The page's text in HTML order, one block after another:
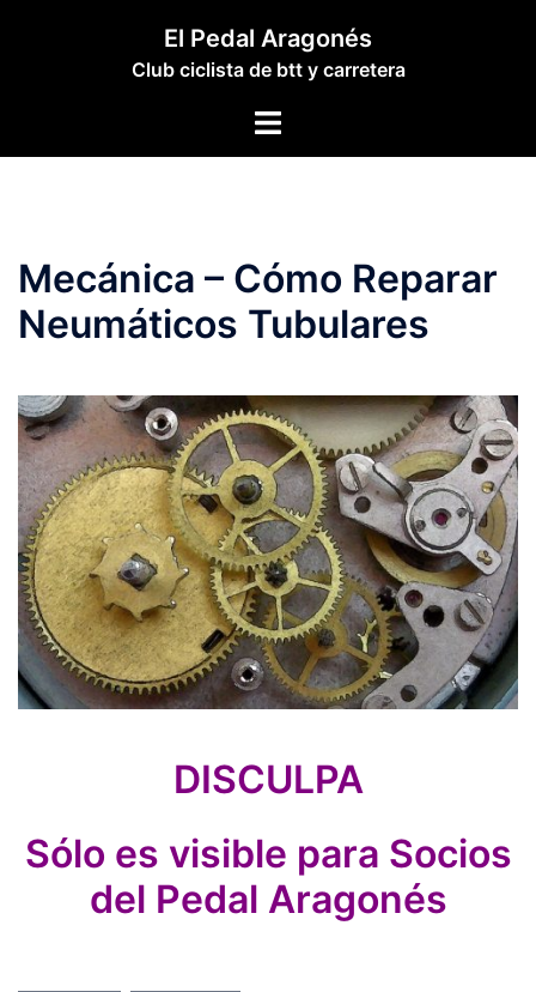
El Pedal Aragonés
Club ciclista de btt y carretera
Alternar
Mecánica – Cómo Reparar
Neumáticos Tubulares
DISCULPA
Sólo es visible para Socios
del Pedal Aragonés